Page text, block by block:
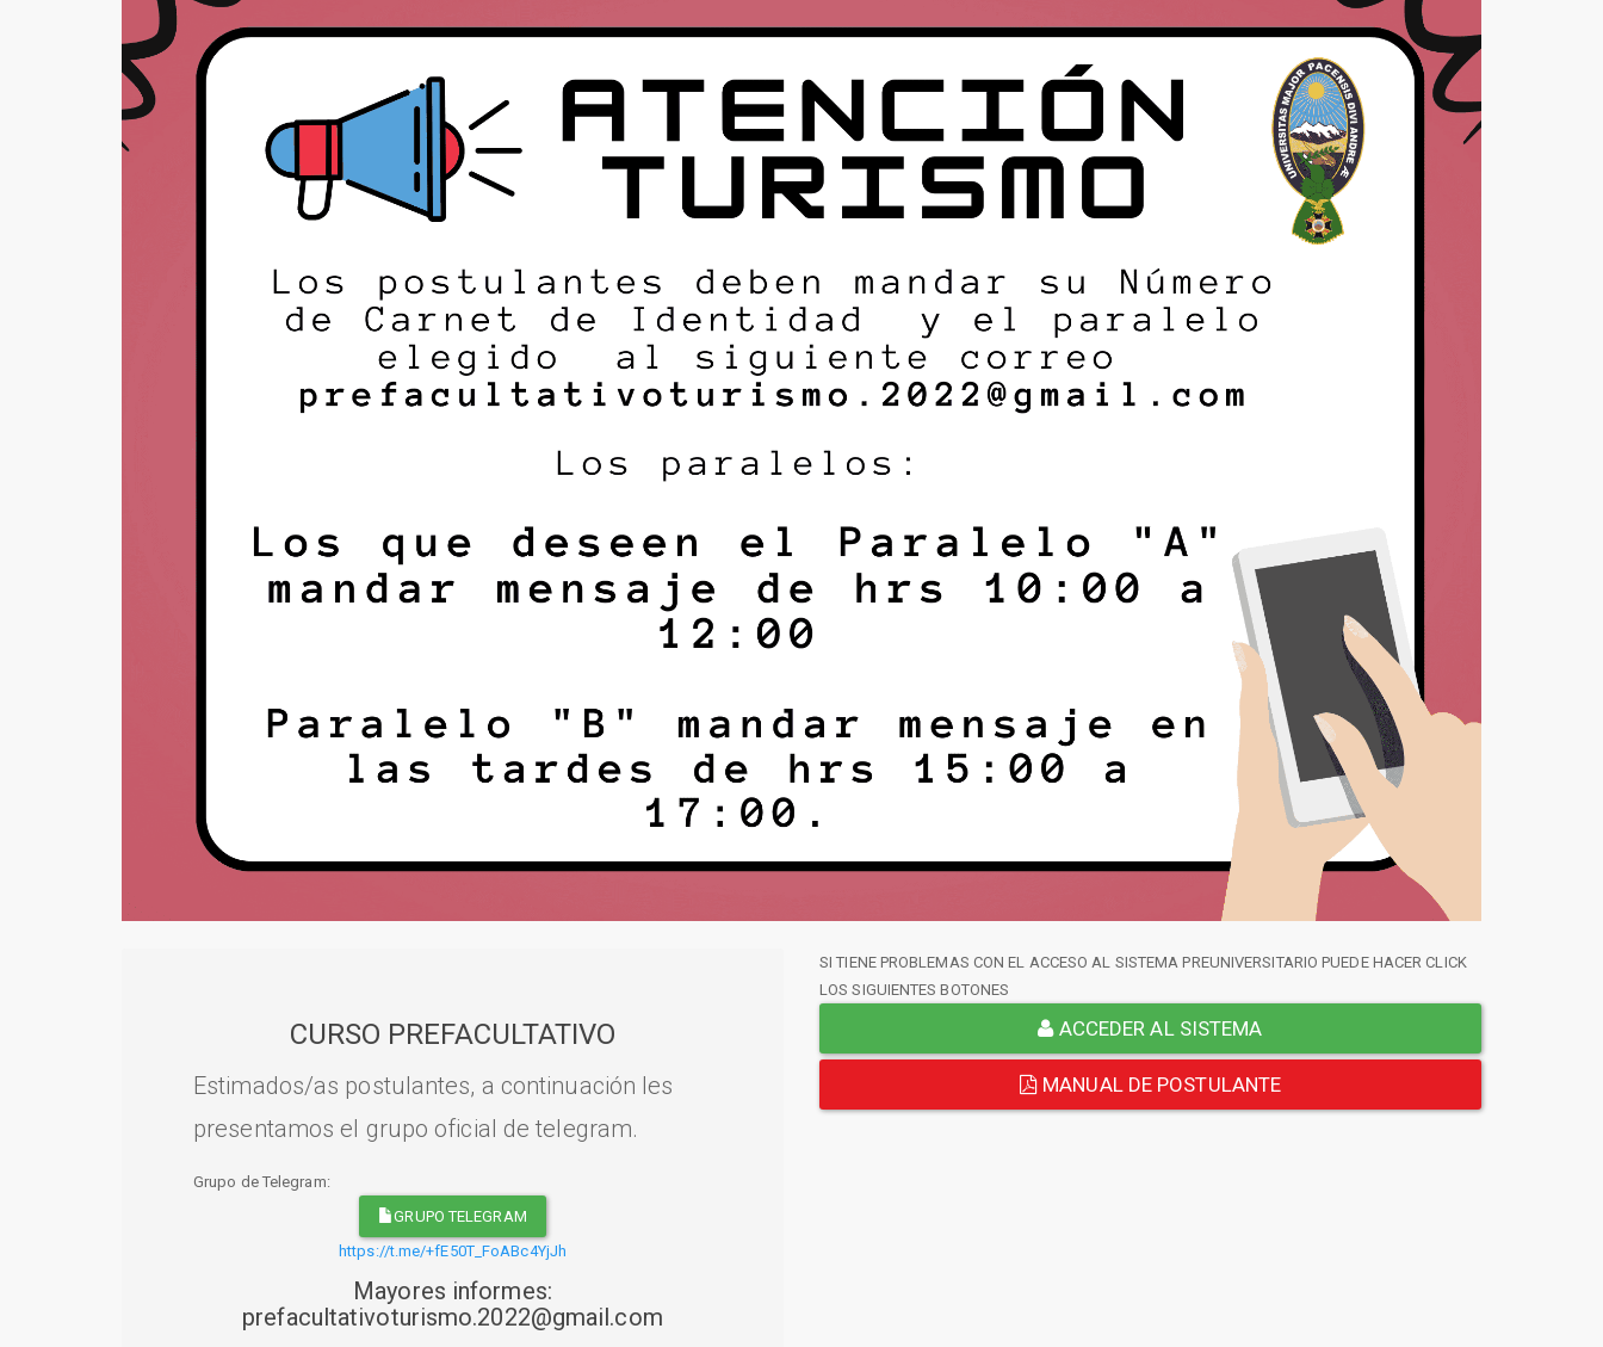
CURSO PREFACULTATIVO
Estimados/as postulantes, a continuación les
presentamos el grupo oficial de telegram.
Grupo de Telegram:
GRUPO TELEGRAM
https://t.me/+fE50T_FoABc4YjJh
Mayores informes:
prefacultativoturismo.2022@gmail.com
SI TIENE PROBLEMAS CON EL ACCESO AL SISTEMA PREUNIVERSITARIO PUEDE HACER CLICK
LOS SIGUIENTES BOTONES
ACCEDER AL SISTEMA
MANUAL DE POSTULANTE